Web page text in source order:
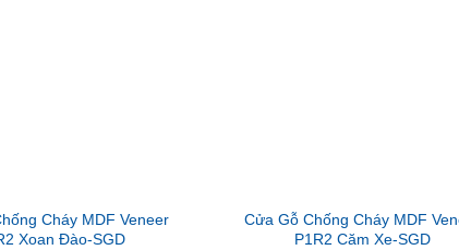
Cháy MDF Veneer
Xoan Đào-SGD
Cửa Gỗ Chống Cháy MDF
P1R2 Căm Xe-SGD